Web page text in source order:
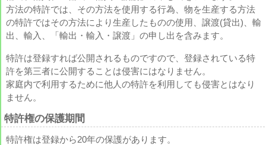
方法の特許では、その方法を使用する行為、物を生産する方法
の特許ではその方法により生産したものの使用、譲渡(貸出)、輸
出、輸入、「輸出・輸入・譲渡」の申し出を含みます。
特許は登録すれば公開されるものですので、登録されている特
許を第三者に公開することは侵害にはなりません。
家庭内で利用するために他人の特許を利用しても侵害とはなり
ません。
特許権の保護期間
特許権は登録から20年の保護があります。